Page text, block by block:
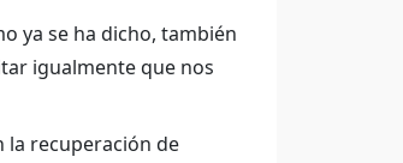
ya se ha dicho, también
igualmente que nos
la recuperación de